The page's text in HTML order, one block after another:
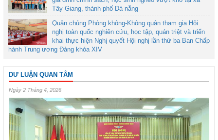
Tây Giang, thành phố Đà nẵng
Quân chủng Phòng không-Không quân tham gia Hội
nghị toàn quốc nghiên cứu, học tập, quán triệt và triển
khai thực hiện Nghị quyết Hội nghị lần thứ ba Ban Chấp
hành Trung ương Đảng khóa XIV
DƯ LUẬN QUAN TÂM
Ngày 2 Tháng 4, 2026